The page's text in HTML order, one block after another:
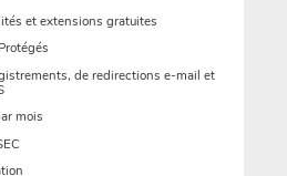
et extensions gratuites
de redirections e-mail et
mois